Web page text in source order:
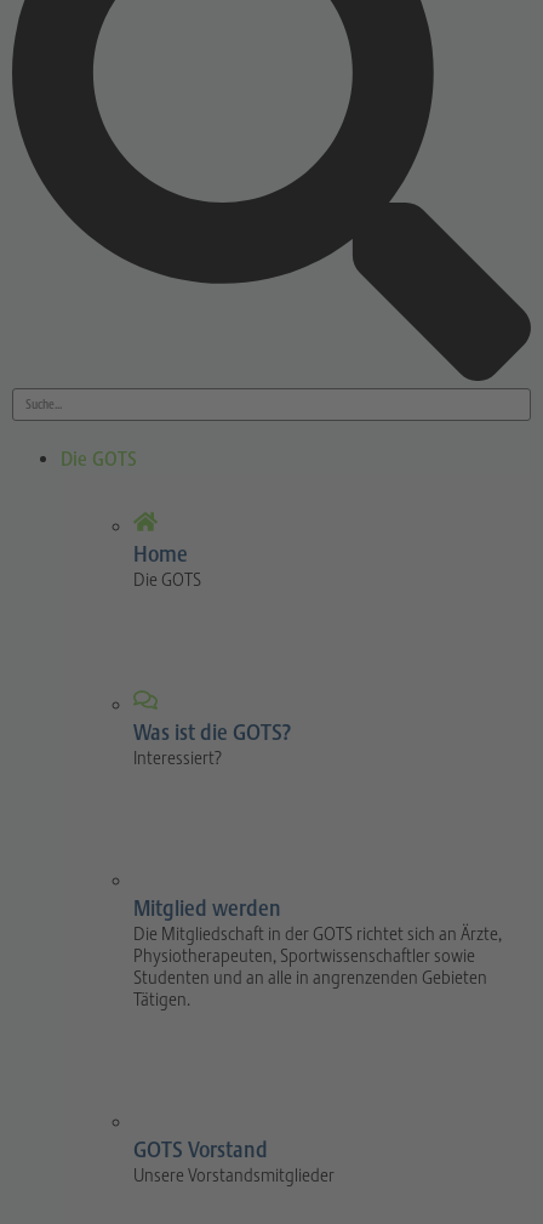
Die GOTS
Home
Die GOTS
Was ist die GOTS?
Interessiert?
Mitglied werden
Die Mitgliedschaft in der GOTS richtet sich an Ärzte,
Physiotherapeuten, Sportwissenschaftler sowie
Studenten und an alle in angrenzenden Gebieten
Tätigen.
GOTS Vorstand
Unsere Vorstandsmitglieder